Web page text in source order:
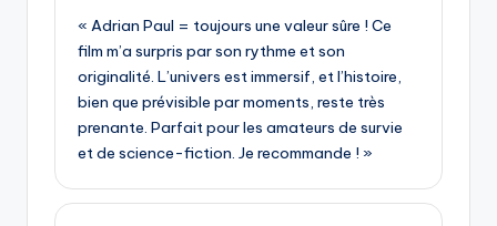
« Adrian Paul = toujours une valeur sûre ! Ce
film m’a surpris par son rythme et son
originalité. L’univers est immersif, et l’histoire,
bien que prévisible par moments, reste très
prenante. Parfait pour les amateurs de survie
et de science-fiction. Je recommande ! »